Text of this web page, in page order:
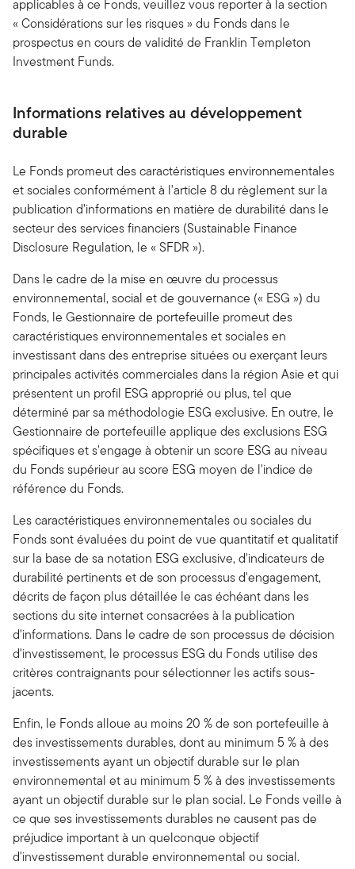
applicables à ce Fonds, veuillez vous reporter à la section
« Considérations sur les risques » du Fonds dans le
prospectus en cours de validité de Franklin Templeton
Investment Funds.
Informations relatives au développement
durable
Le Fonds promeut des caractéristiques environnementales
et sociales conformément à l'article 8 du règlement sur la
publication d’informations en matière de durabilité dans le
secteur des services financiers (Sustainable Finance
Disclosure Regulation, le « SFDR »).
Dans le cadre de la mise en œuvre du processus
environnemental, social et de gouvernance (« ESG ») du
Fonds, le Gestionnaire de portefeuille promeut des
caractéristiques environnementales et sociales en
investissant dans des entreprise situées ou exerçant leurs
principales activités commerciales dans la région Asie et qui
présentent un profil ESG approprié ou plus, tel que
déterminé par sa méthodologie ESG exclusive. En outre, le
Gestionnaire de portefeuille applique des exclusions ESG
spécifiques et s'engage à obtenir un score ESG au niveau
du Fonds supérieur au score ESG moyen de l'indice de
référence du Fonds.
Les caractéristiques environnementales ou sociales du
Fonds sont évaluées du point de vue quantitatif et qualitatif
sur la base de sa notation ESG exclusive, d'indicateurs de
durabilité pertinents et de son processus d'engagement,
décrits de façon plus détaillée le cas échéant dans les
sections du site internet consacrées à la publication
d'informations. Dans le cadre de son processus de décision
d'investissement, le processus ESG du Fonds utilise des
critères contraignants pour sélectionner les actifs sous-
jacents.
Enfin, le Fonds alloue au moins 20 % de son portefeuille à
des investissements durables, dont au minimum 5 % à des
investissements ayant un objectif durable sur le plan
environnemental et au minimum 5 % à des investissements
ayant un objectif durable sur le plan social. Le Fonds veille à
ce que ses investissements durables ne causent pas de
préjudice important à un quelconque objectif
d'investissement durable environnemental ou social.